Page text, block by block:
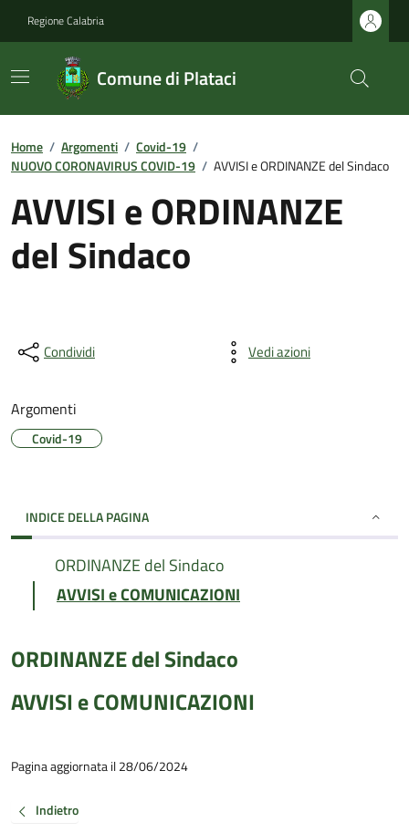
Regione Calabria
Comune di Plataci
Home / Argomenti / Covid-19 /
NUOVO CORONAVIRUS COVID-19 / AVVISI e ORDINANZE del Sindaco
AVVISI e ORDINANZE
del Sindaco
Condividi Vedi azioni
Argomenti
Covid-19
INDICE DELLA PAGINA
ORDINANZE del Sindaco
AVVISI e COMUNICAZIONI
ORDINANZE del Sindaco
AVVISI e COMUNICAZIONI
Pagina aggiornata il 28/06/2024
Indietro